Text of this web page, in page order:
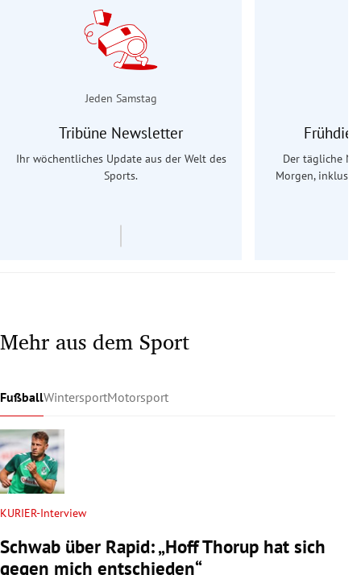
Jeden Samstag
Tribüne Newsletter
Ihr wöchentliches Update aus der Welt des
Sports.
Der tägliche
Morgen,
Mehr aus dem Sport
FußballWintersportMotorsport
KURIER-Interview
Schwab über Rapid: „Hoff Thorup hat sich
gegen mich entschieden“